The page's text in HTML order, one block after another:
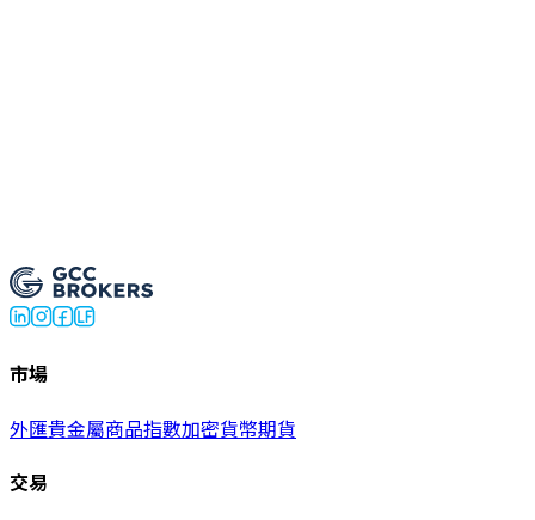
市場
外匯貴金屬商品指數加密貨幣期貨
交易